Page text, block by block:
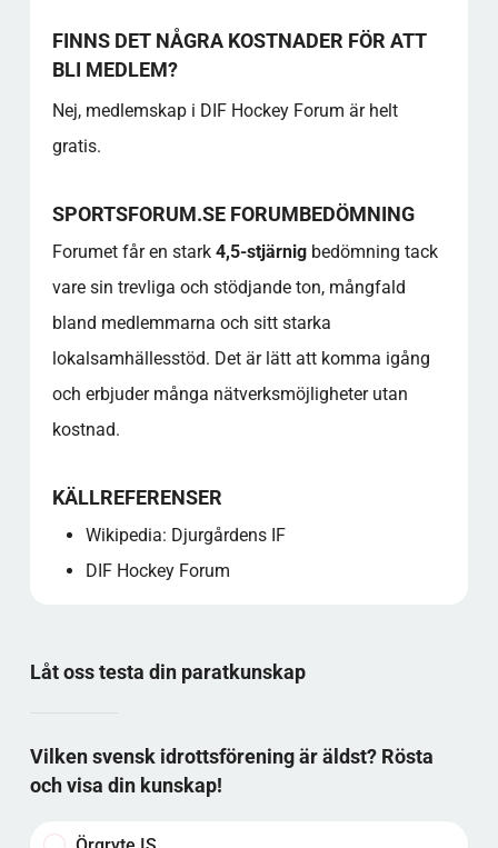
FINNS DET NÅGRA KOSTNADER FÖR ATT
BLI MEDLEM?
Nej, medlemskap i DIF Hockey Forum är helt
gratis.
SPORTSFORUM.SE FORUMBEDÖMNING
Forumet får en stark 4,5-stjärnigbedömning tack
vare sin trevliga och stödjande ton, mångfald
bland medlemmarna och sitt starka
lokalsamhällesstöd. Det är lätt att komma igång
och erbjuder många nätverksmöjligheter utan
kostnad.
KÄLLREFERENSER
Wikipedia: Djurgårdens IF
DIF Hockey Forum
Låt oss testa din paratkunskap
Vilken svensk idrottsförening är äldst? Rösta
och visa din kunskap!